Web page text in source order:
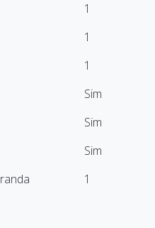
1
1
1
Sim
Sim
Sim
1